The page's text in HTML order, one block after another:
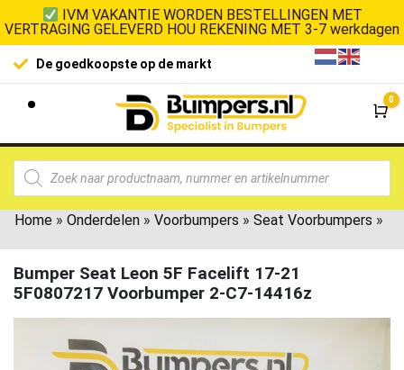
IVM VAKANTIE WORDEN BESTELLINGEN MET
VERTRAGING GELEVERD HOU REKENING MET 3-7 werkdagen
De goedkoopste op de markt
0
Home » Onderdelen » Voorbumpers » Seat Voorbumpers »
Bumper Seat Leon 5F Facelift 17-21
5F0807217 Voorbumper 2-C7-14416z